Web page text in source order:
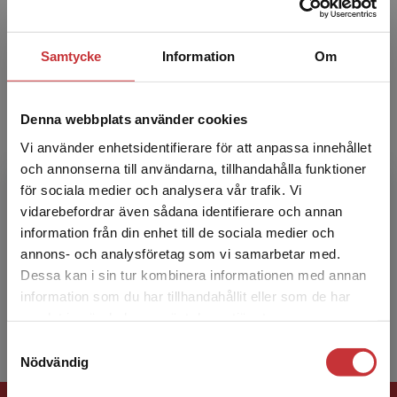
Samtycke Information Om
Denna webbplats använder cookies
Vi använder enhetsidentifierare för att anpassa innehållet
och annonserna till användarna, tillhandahålla funktioner
för sociala medier och analysera vår trafik. Vi
vidarebefordrar även sådana identifierare och annan
information från din enhet till de sociala medier och
annons- och analysföretag som vi samarbetar med.
Dessa kan i sin tur kombinera informationen med annan
information som du har tillhandahållit eller som de har
Nödvändig
Begränsad fraktregion
Det verkar som att du besöker
studentlitteratur.se via en enhet utanför Sverige.
Vi erbjuder inte leveranser utanför Sverige. För
att kunna slutföra ett köp måste
Nina Bergdahl
Nina Bergdahl är forskare, författare och
lärarutbildare. Hon har engagerat sig i skolans
digitalisering under ett tjugotal år, som
utvecklingslära...